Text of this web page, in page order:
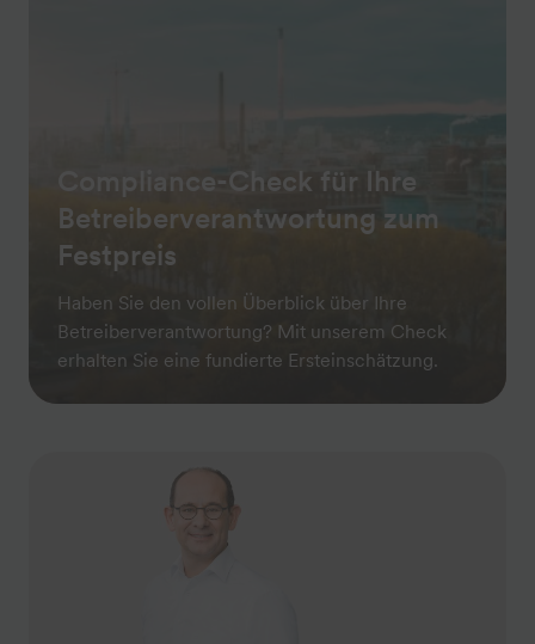
Compliance-Check für Ihre
Betreiber­verantwortung zum
Festpreis
Haben Sie den vollen Überblick über Ihre
Betreiberverantwortung? Mit unserem Check
erhalten Sie eine fundierte Ersteinschätzung.